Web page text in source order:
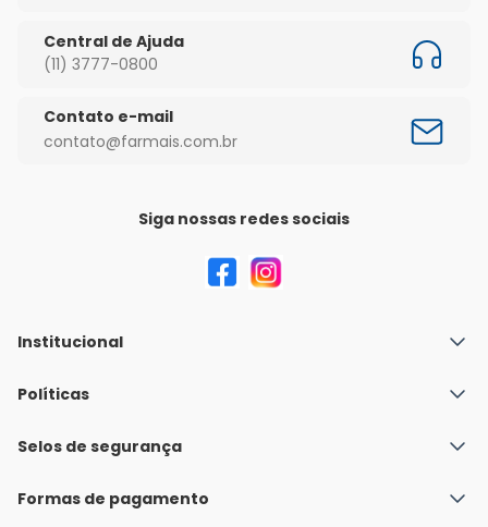
Central de Ajuda
(11) 3777-0800
Contato e-mail
contato@farmais.com.br
Siga nossas redes sociais
Institucional
Quem Somos
Nossas lojas
Políticas
Política de Envio
Políticas de Trocas e Devoluções
Selos de segurança
Formas de pagamento